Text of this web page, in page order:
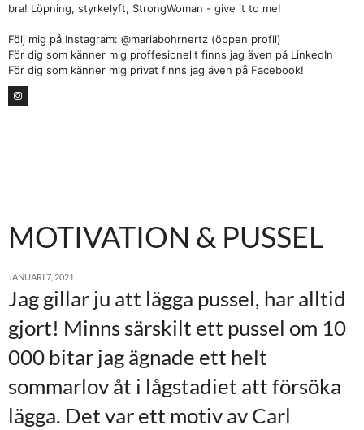
bra! Löpning, styrkelyft, StrongWoman - give it to me!
Följ mig på Instagram: @mariabohrnertz (öppen profil)
För dig som känner mig proffesionellt finns jag även på LinkedIn
För dig som känner mig privat finns jag även på Facebook!
MOTIVATION & PUSSEL
JANUARI 7, 2021
Jag gillar ju att lägga pussel, har alltid
gjort! Minns särskilt ett pussel om 10
000 bitar jag ägnade ett helt
sommarlov åt i lågstadiet att försöka
lägga. Det var ett motiv av Carl